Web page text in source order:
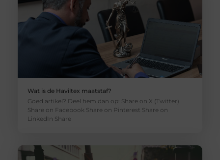
Wat is de Haviltex maatstaf?
Goed artikel? Deel hem dan op: Share on X (Twitter)
Share on Facebook Share on Pinterest Share on
LinkedIn Share